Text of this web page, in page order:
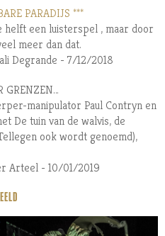
PARADIJS ***
helft een luisterspel , maar door
meer dan dat.
Degrande - 7/12/2018
GRENZEN…
manipulator Paul Contryn en
De tuin van de walvis, de
ook wordt genoemd),
Arteel - 10/01/2019